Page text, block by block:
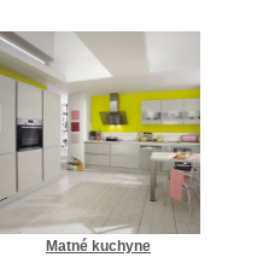
Matné kuchyne